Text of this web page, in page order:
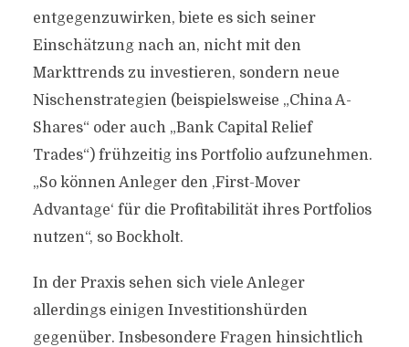
entgegenzuwirken, biete es sich seiner
Einschätzung nach an, nicht mit den
Markttrends zu investieren, sondern neue
Nischenstrategien (beispielsweise „China A-
Shares“ oder auch „Bank Capital Relief
Trades“) frühzeitig ins Portfolio aufzunehmen.
„So können Anleger den ‚First-Mover
Advantage‘ für die Profitabilität ihres Portfolios
nutzen“, so Bockholt.
In der Praxis sehen sich viele Anleger
allerdings einigen Investitionshürden
gegenüber. Insbesondere Fragen hinsichtlich